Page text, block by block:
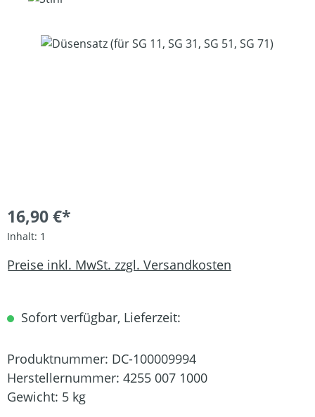
Bildergalerie überspringen
16,90 €*
Inhalt: 1
Preise inkl. MwSt. zzgl. Versandkosten
Sofort verfügbar, Lieferzeit:
Produktnummer: DC-100009994
Herstellernummer: 4255 007 1000
Gewicht: 5 kg